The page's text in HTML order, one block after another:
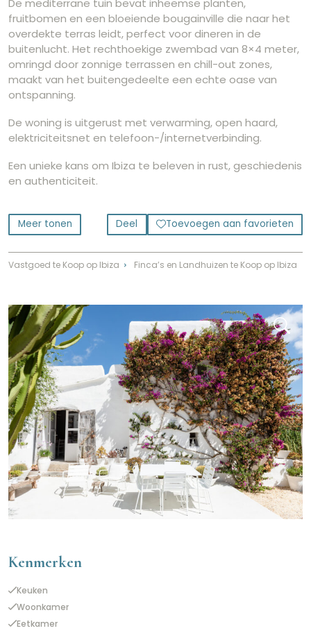
fruitbomen en een bloeiende bougainville die naar het
overdekte terras leidt, perfect voor dineren in de
buitenlucht. Het rechthoekige zwembad van 8×4 meter,
omringd door zonnige terrassen en chill-out zones,
maakt van het buitengedeelte een echte oase van
ontspanning.
De woning is uitgerust met verwarming, open haard,
elektriciteitsnet en telefoon-/internetverbinding.
Een unieke kans om Ibiza te beleven in rust, geschiedenis
en authenticiteit.
Meer tonen Deel Toevoegen aan favorieten
Vastgoed te Koop op Ibiza⌃ Finca’s en Landhuizen te Koop op Ibiza
Kenmerken
Keuken
Woonkamer
Eetkamer